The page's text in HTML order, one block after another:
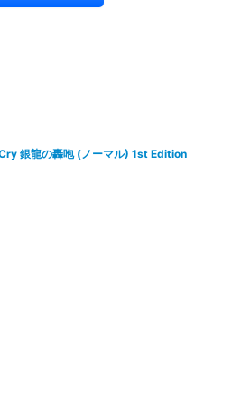
銀龍の轟咆 (ノーマル) 1st Edition